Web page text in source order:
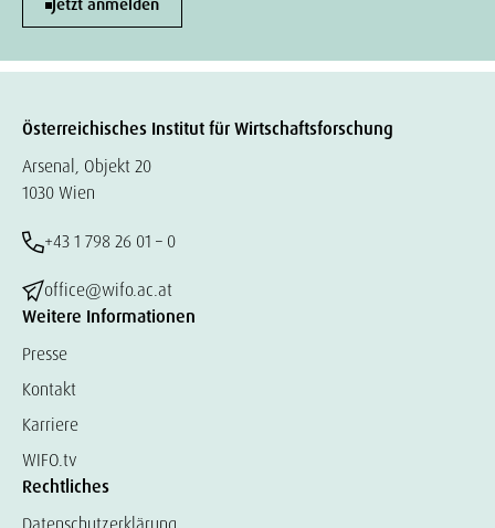
Jetzt anmelden
Österreichisches Institut für Wirtschaftsforschung
Arsenal, Objekt 20
1030 Wien
+43 1 798 26 01 – 0
office@wifo.ac.at
Weitere Informationen
Presse
Kontakt
Karriere
WIFO.tv
Rechtliches